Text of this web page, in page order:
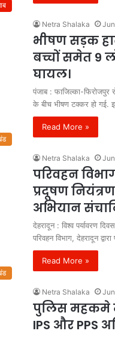
Netra Shalaka
भीषण सड़क
बच्चों समेत 9
घायल।
पंजाब : फाजिल्का-
के बीच भीषण टक्कर हो गई.
Read More »
Netra Shalaka
परिवहन
प्रदूषण
अभियान
देहरादून : विश्व पर्यावरण
परिवहन विभाग, देहरादून
Read More »
Netra Shalaka
पुलिस महकमे
IPS और PPS